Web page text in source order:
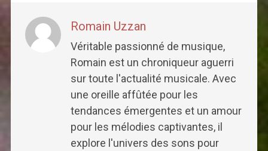
Romain Uzzan
Véritable passionné de musique,
Romain est un chroniqueur aguerri
sur toute l'actualité musicale. Avec
une oreille affûtée pour les
tendances émergentes et un amour
pour les mélodies captivantes, il
explore l'univers des sons pour